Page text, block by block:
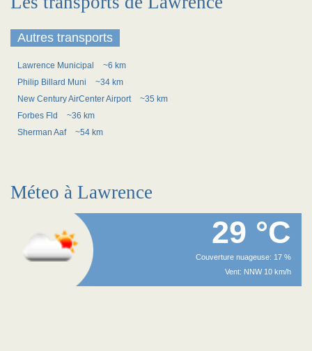
Autres transports
Lawrence Municipal
~6 km
Philip Billard Muni
~34 km
New Century AirCenter Airport
~35 km
Forbes Fld
~36 km
Sherman Aaf
~54 km
Méteo à Lawrence
29 °C
Couverture nuageuse: 17 %
Vent: NNW 10 km/h